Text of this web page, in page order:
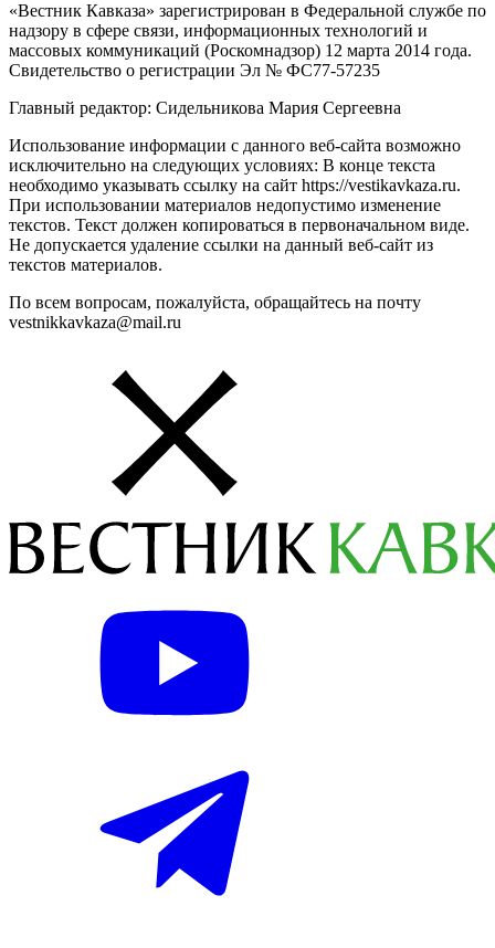
«Вестник Кавказа» зарегистрирован в Федеральной службе по
надзору в сфере связи, информационных технологий и
массовых коммуникаций (Роскомнадзор) 12 марта 2014 года.
Свидетельство о регистрации Эл № ФС77-57235
Главный редактор: Сидельникова Мария Сергеевна
Использование информации с данного веб-сайта возможно
исключительно на следующих условиях: В конце текста
необходимо указывать ссылку на сайт https://vestikavkaza.ru.
При использовании материалов недопустимо изменение
текстов. Текст должен копироваться в первоначальном виде.
Не допускается удаление ссылки на данный веб-сайт из
текстов материалов.
По всем вопросам, пожалуйста, обращайтесь на почту
vestnikkavkaza@mail.ru